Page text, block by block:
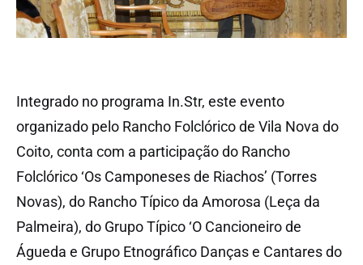
Integrado no programa In.Str, este evento
organizado pelo Rancho Folclórico de Vila Nova do
Coito, conta com a participação do Rancho
Folclórico ‘Os Camponeses de Riachos’ (Torres
Novas), do Rancho Típico da Amorosa (Leça da
Palmeira), do Grupo Típico ‘O Cancioneiro de
Águeda e Grupo Etnográfico Danças e Cantares do